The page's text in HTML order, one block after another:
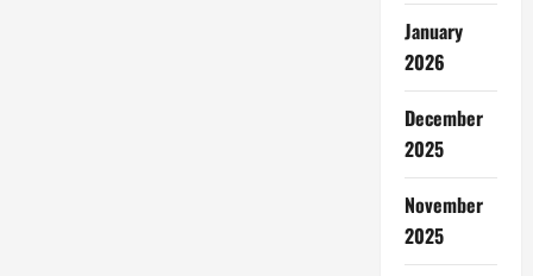
January
2026
December
2025
November
2025